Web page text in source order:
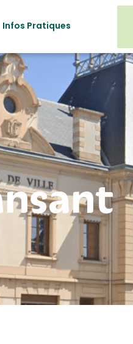
Infos Pratiques